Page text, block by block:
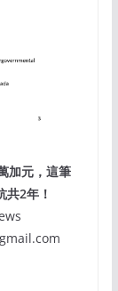
加元，這筆
2年！